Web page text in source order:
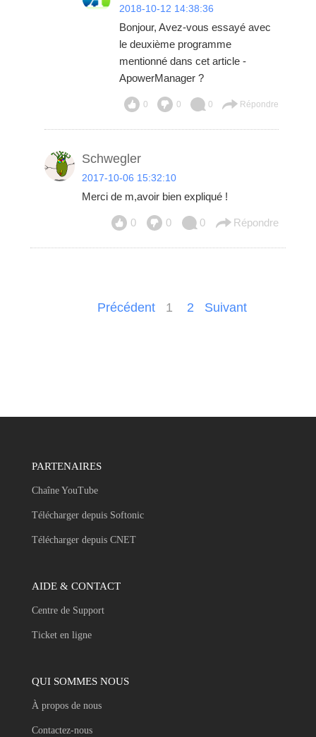
2018-10-12 14:38:36
Bonjour, Avez-vous essayé avec
le deuxième programme
mentionné dans cet article -
ApowerManager?
0 0 0 Répondre
Schwegler
2017-10-06 15:32:10
Merci de m,avoir bien expliqué !
0 0 0 Répondre
Précédent 1 2 Suivant
PARTENAIRES
Chaîne YouTube
Télécharger depuis Softonic
Télécharger depuis CNET
AIDE & CONTACT
Centre de Support
Ticket en ligne
QUI SOMMES NOUS
À propos de nous
Contactez-nous